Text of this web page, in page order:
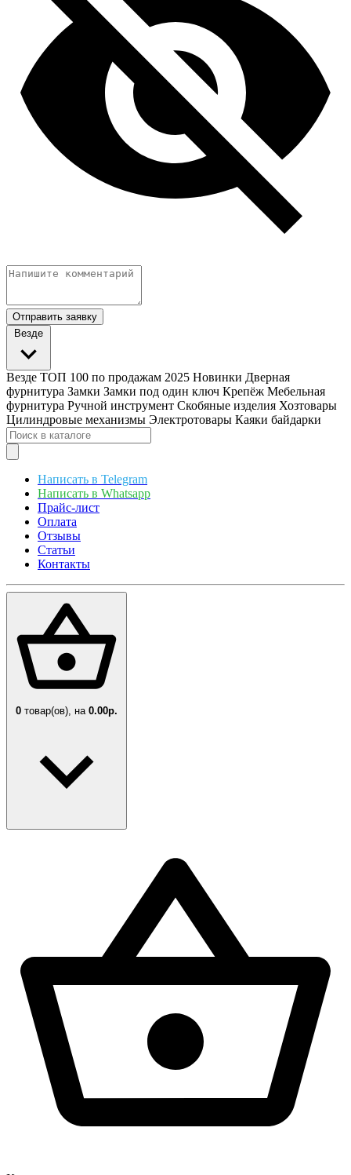
Отправить заявку
Везде
Везде ТОП 100 по продажам 2025 Новинки Дверная
фурнитура Замки Замки под один ключ Крепёж Мебельная
фурнитура Ручной инструмент Скобяные изделия Хозтовары
Цилиндровые механизмы Электротовары Каяки байдарки
Написать в Telegram
Написать в Whatsapp
Прайс-лист
Оплата
Отзывы
Статьи
Контакты
0 товар(ов), на 0.00р.